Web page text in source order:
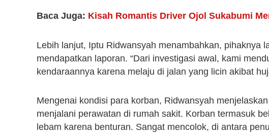
Baca Juga: Kisah Romantis Driver Ojol Sukabumi
Lebih lanjut, Iptu Ridwansyah menambahkan, pihaknya
mendapatkan laporan. “Dari investigasi awal, kami
kendaraannya karena melaju di jalan yang licin akibat
Mengenai kondisi para korban, Ridwansyah
menjalani perawatan di rumah sakit. Korban termasuk
lebam karena benturan. Sangat mencolok, di antara